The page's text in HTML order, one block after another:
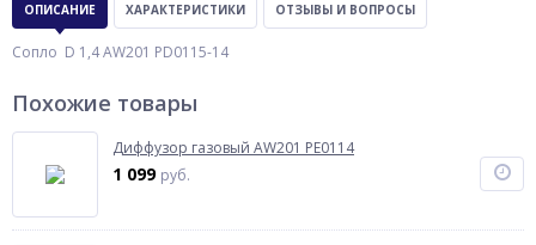
ОПИСАНИЕ ХАРАКТЕРИСТИКИ ОТЗЫВЫ И ВОПРОСЫ
Сопло D 1,4 АW201 PD0115-14
Похожие товары
Диффузор газовый AW201 PE0114
1 099 руб.